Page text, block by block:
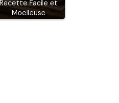
Recette Facile et
Moelleuse